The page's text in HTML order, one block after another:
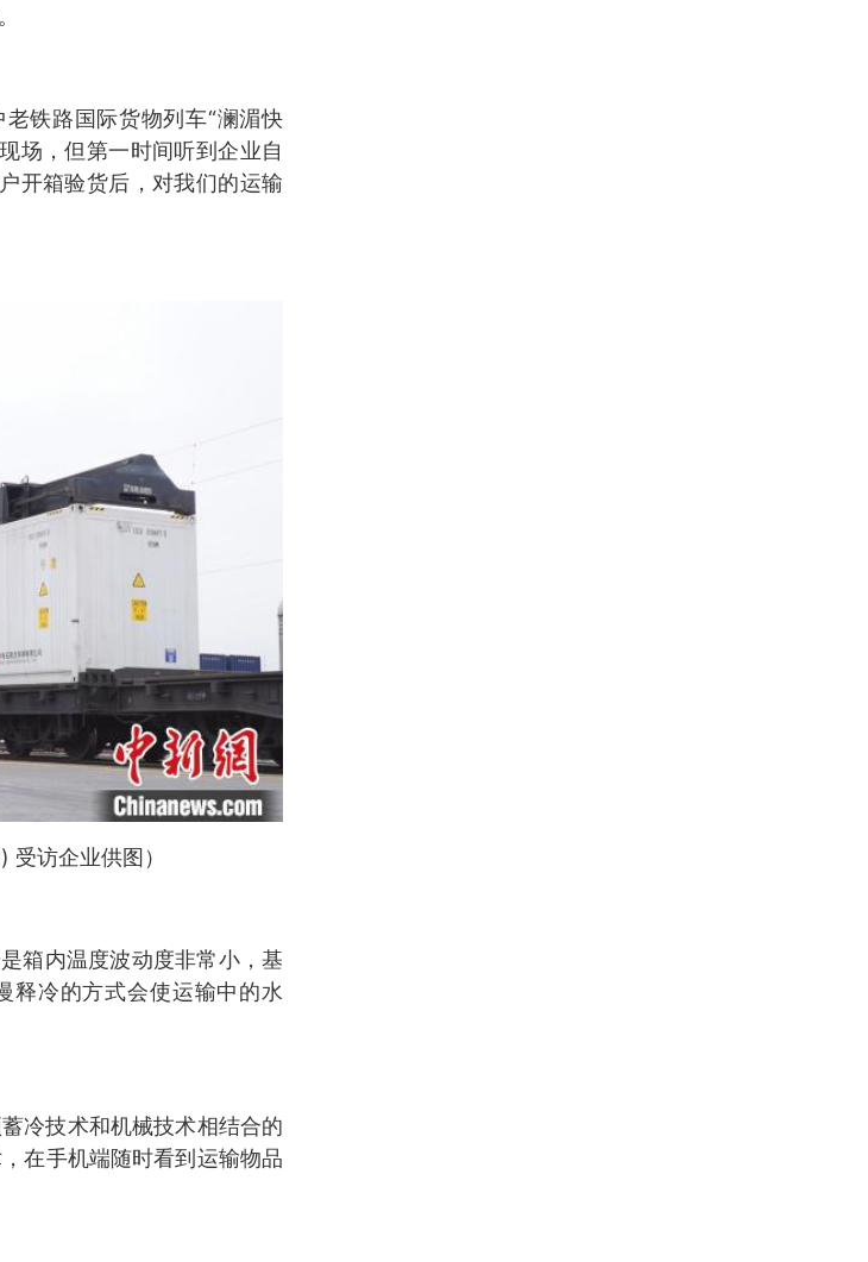
铁路国际货物列车“澜湄快
场，但第一时间听到企业自
开箱验货后，对我们的运输
受访企业供图）
箱内温度波动度非常小，基
释冷的方式会使运输中的水
冷技术和机械技术相结合的
在手机端随时看到运输物品